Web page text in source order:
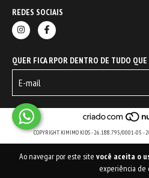
Ao navegar por este site você aceita o
experiência de
REDES SOCIAIS
QUER FICA RPOR DENTRO DE TUDO
COPYRIGHT KIMIMO KIDS - 26.188.795/0001-05 -